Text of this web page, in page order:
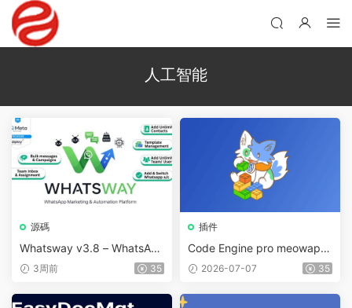
人工智能
源碼
Whatsway v3.8 – WhatsAp
p Marketing & Automation P
k Sender & AI
3周前 35
插件
Code Engine pro meowapp
s v0.5.3
2026-07-07 35